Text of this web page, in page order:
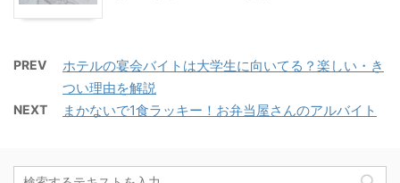
PREV
ホテルの宴会バイトは大学生に向いてる？楽しい・き
つい理由を解説
NEXT まかないで1食ラッキー！お弁当屋さんのアルバイト